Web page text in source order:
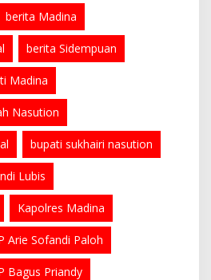
berita Madina
berita Sidempuan
Madina
Nasution
bupati sukhairi nasution
Lubis
Kapolres Madina
Arie Sofandi Paloh
Bagus Priandy